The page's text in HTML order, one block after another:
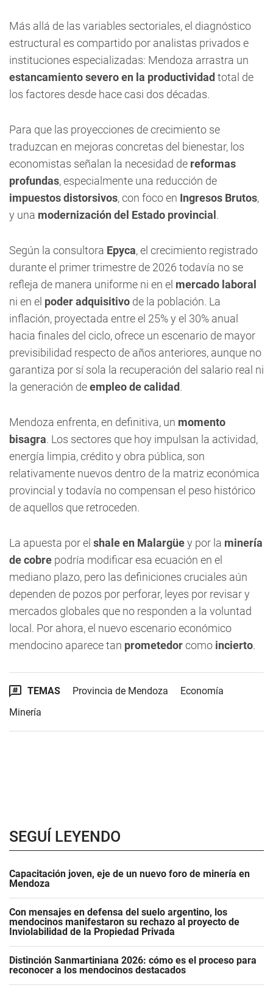
Más allá de las variables sectoriales, el diagnóstico
estructural es compartido por analistas privados e
instituciones especializadas: Mendoza arrastra un
estancamiento severo en la productividad total de
los factores desde hace casi dos décadas.
Para que las proyecciones de crecimiento se
traduzcan en mejoras concretas del bienestar, los
economistas señalan la necesidad de reformas
profundas, especialmente una reducción de
impuestos distorsivos, con foco en Ingresos Brutos,
y una modernización del Estado provincial .
Según la consultora Epyca, el crecimiento registrado
durante el primer trimestre de 2026 todavía no se
refleja de manera uniforme ni en el mercado laboral
ni en el poder adquisitivo de la población. La
inflación, proyectada entre el 25% y el 30% anual
hacia finales del ciclo, ofrece un escenario de mayor
previsibilidad respecto de años anteriores, aunque no
garantiza por sí sola la recuperación del salario real ni
la generación deempleo de calidad.
Mendoza enfrenta, en definitiva, un momento
bisagra. Los sectores que hoy impulsan la actividad,
energía limpia, crédito y obra pública, son
relativamente nuevos dentro de la matriz económica
provincial y todavía no compensan el peso histórico
de aquellos que retroceden.
La apuesta por el shale en Malargüey por la minería
de cobre podría modificar esa ecuación en el
mediano plazo, pero las definiciones cruciales aún
dependen de pozos por perforar, leyes por revisar y
mercados globales que no responden a la voluntad
local. Por ahora, el nuevo escenario económico
mendocino aparece tan prometedorcomo incierto.
TEMAS Provincia de Mendoza
Economía
Minería
SEGUÍ LEYENDO
Capacitación joven, eje de un nuevo foro de minería en
Mendoza
Con mensajes en defensa del suelo argentino, los
mendocinos manifestaron su rechazo al proyecto de
Inviolabilidad de la Propiedad Privada
Distinción Sanmartiniana 2026: cómo es el proceso para
reconocer a los mendocinos destacados